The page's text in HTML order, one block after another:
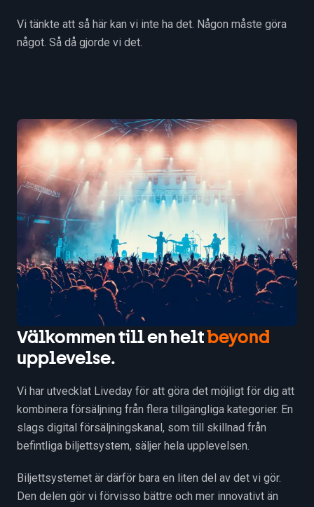
Vi tänkte att så här kan vi inte ha det. Någon måste göra
något. Så då gjorde vi det.
Välkommen till en heltbeyond
upplevelse.
Vi har utvecklat Liveday för att göra det möjligt för dig att
kombinera försäljning från flera tillgängliga kategorier. En
slags digital försäljningskanal, som till skillnad från
befintliga biljettsystem, säljer hela upplevelsen.
Biljettsystemet är därför bara en liten del av det vi gör.
Den delen gör vi förvisso bättre och mer innovativt än